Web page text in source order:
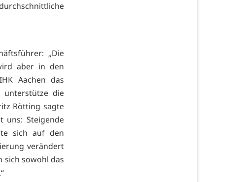
„Die
aber in den
Aachen das
unterstütze die
Rötting sagte
uns: Steigende
sich auf den
verändert
sich sowohl das